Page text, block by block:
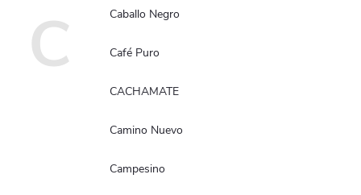
C Caballo Negro
Café Puro
CACHAMATE
Camino Nuevo
Campesino